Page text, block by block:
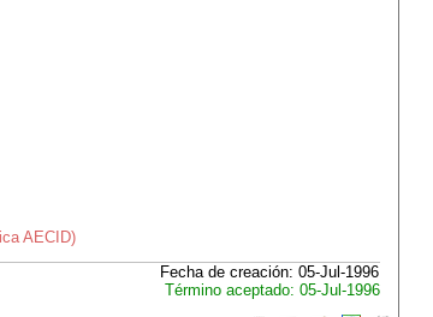
AECID)
Fecha de creación: 05-Jul-1996
Término aceptado: 05-Jul-1996